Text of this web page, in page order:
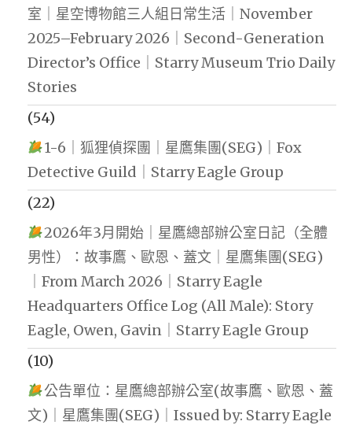
室｜星空博物館三人組日常生活｜November
2025–February 2026｜Second-Generation
Director’s Office｜Starry Museum Trio Daily
Stories
(54)
1-6｜狐狸偵探團｜星鷹集團(SEG)｜Fox
Detective Guild｜Starry Eagle Group
(22)
2026年3月開始｜星鷹總部辦公室日記（全體
男性）：故事鷹、歐恩、蓋文｜星鷹集團(SEG)
｜From March 2026｜Starry Eagle
Headquarters Office Log (All Male): Story
Eagle, Owen, Gavin｜Starry Eagle Group
(10)
公告單位：星鷹總部辦公室(故事鷹、歐恩、蓋
文)｜星鷹集團(SEG)｜Issued by: Starry Eagle